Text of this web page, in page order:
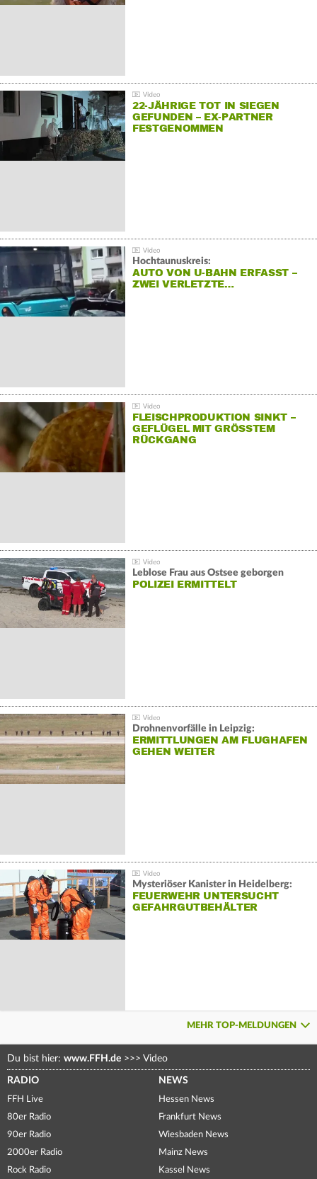
22-JÄHRIGE TOT IN SIEGEN
GEFUNDEN – EX-PARTNER
FESTGENOMMEN
Hochtaunuskreis:
AUTO VON U-BAHN ERFASST –
ZWEI VERLETZTE…
FLEISCHPRODUKTION SINKT –
GEFLÜGEL MIT GRÖSSTEM R
ÜCKGANG
Leblose Frau aus Ostsee geborgen
POLIZEI ERMITTELT
Drohnenvorfälle in Leipzig:
ERMITTLUNGEN AM FLUGHAFEN
GEHEN WEITER
Mysteriöser Kanister in Heidelberg:
FEUERWEHR UNTERSUCHT
GEFAHRGUTBEHÄLTER
MEHR TOP-MELDUNGEN
Du bist hier: www.FFH.de >>> Video
RADIO
FFH Live
80er Radio
90er Radio
2000er Radio
Rock Radio
NEWS
Hessen News
Frankfurt News
Wiesbaden News
Mainz News
Kassel News